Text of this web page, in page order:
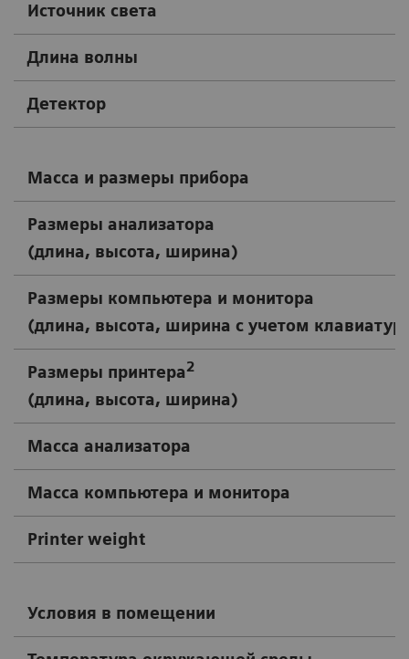
Источник света
Длина волны
Детектор
Масса и размеры
Размеры анализатора
(длина, высота, ширина)
Размеры компьютера и монитора
(длина, высота, ширина с учетом
Размеры принтера2
(длина, высота, ширина)
Масса анализатора
Масса компьютера и монитора
Printer weight
Условия в помещении